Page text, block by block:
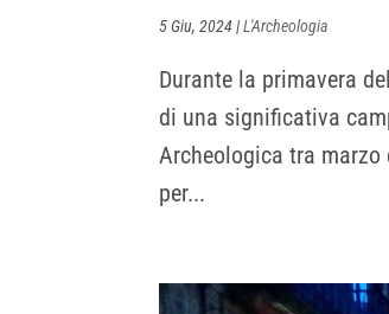
5 Giu, 2024|L'Archeologia
Durante la primavera
di una significativa
Archeologica tra marzo
per...